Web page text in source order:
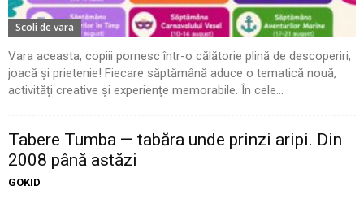
Scoli de vara
Vara aceasta, copiii pornesc într-o călătorie plină de descoperiri,
joacă și prietenie! Fiecare săptămână aduce o tematică nouă,
activități creative și experiențe memorabile. În cele...
Tabere Tumba — tabăra unde prinzi aripi. Din
2008 până astăzi
GOKID